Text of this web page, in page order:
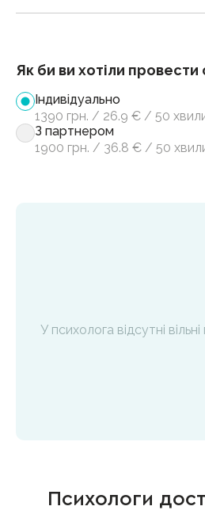
Як би ви хотіли провести
Індивідуально
1390 грн. / 26.9 € / 50
З партнером
1900 грн. / 36.8 € / 50
У психолога відсутні
Психологи